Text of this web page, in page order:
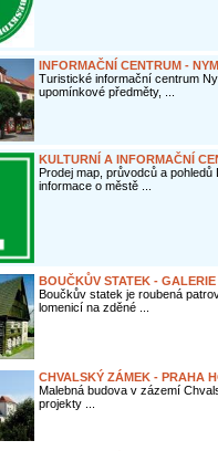
INFORMAČNÍ CENTRUM -
Turistické informační centrum
upomínkové předměty, ...
KULTURNÍ A INFORMAČNÍ
Prodej map, průvodců a
informace o městě ...
BOUČKŮV STATEK -
Boučkův statek je roubená
lomenicí na zděné ...
CHVALSKÝ ZÁMEK - PRAHA
Malebná budova v zázemí
projekty ...